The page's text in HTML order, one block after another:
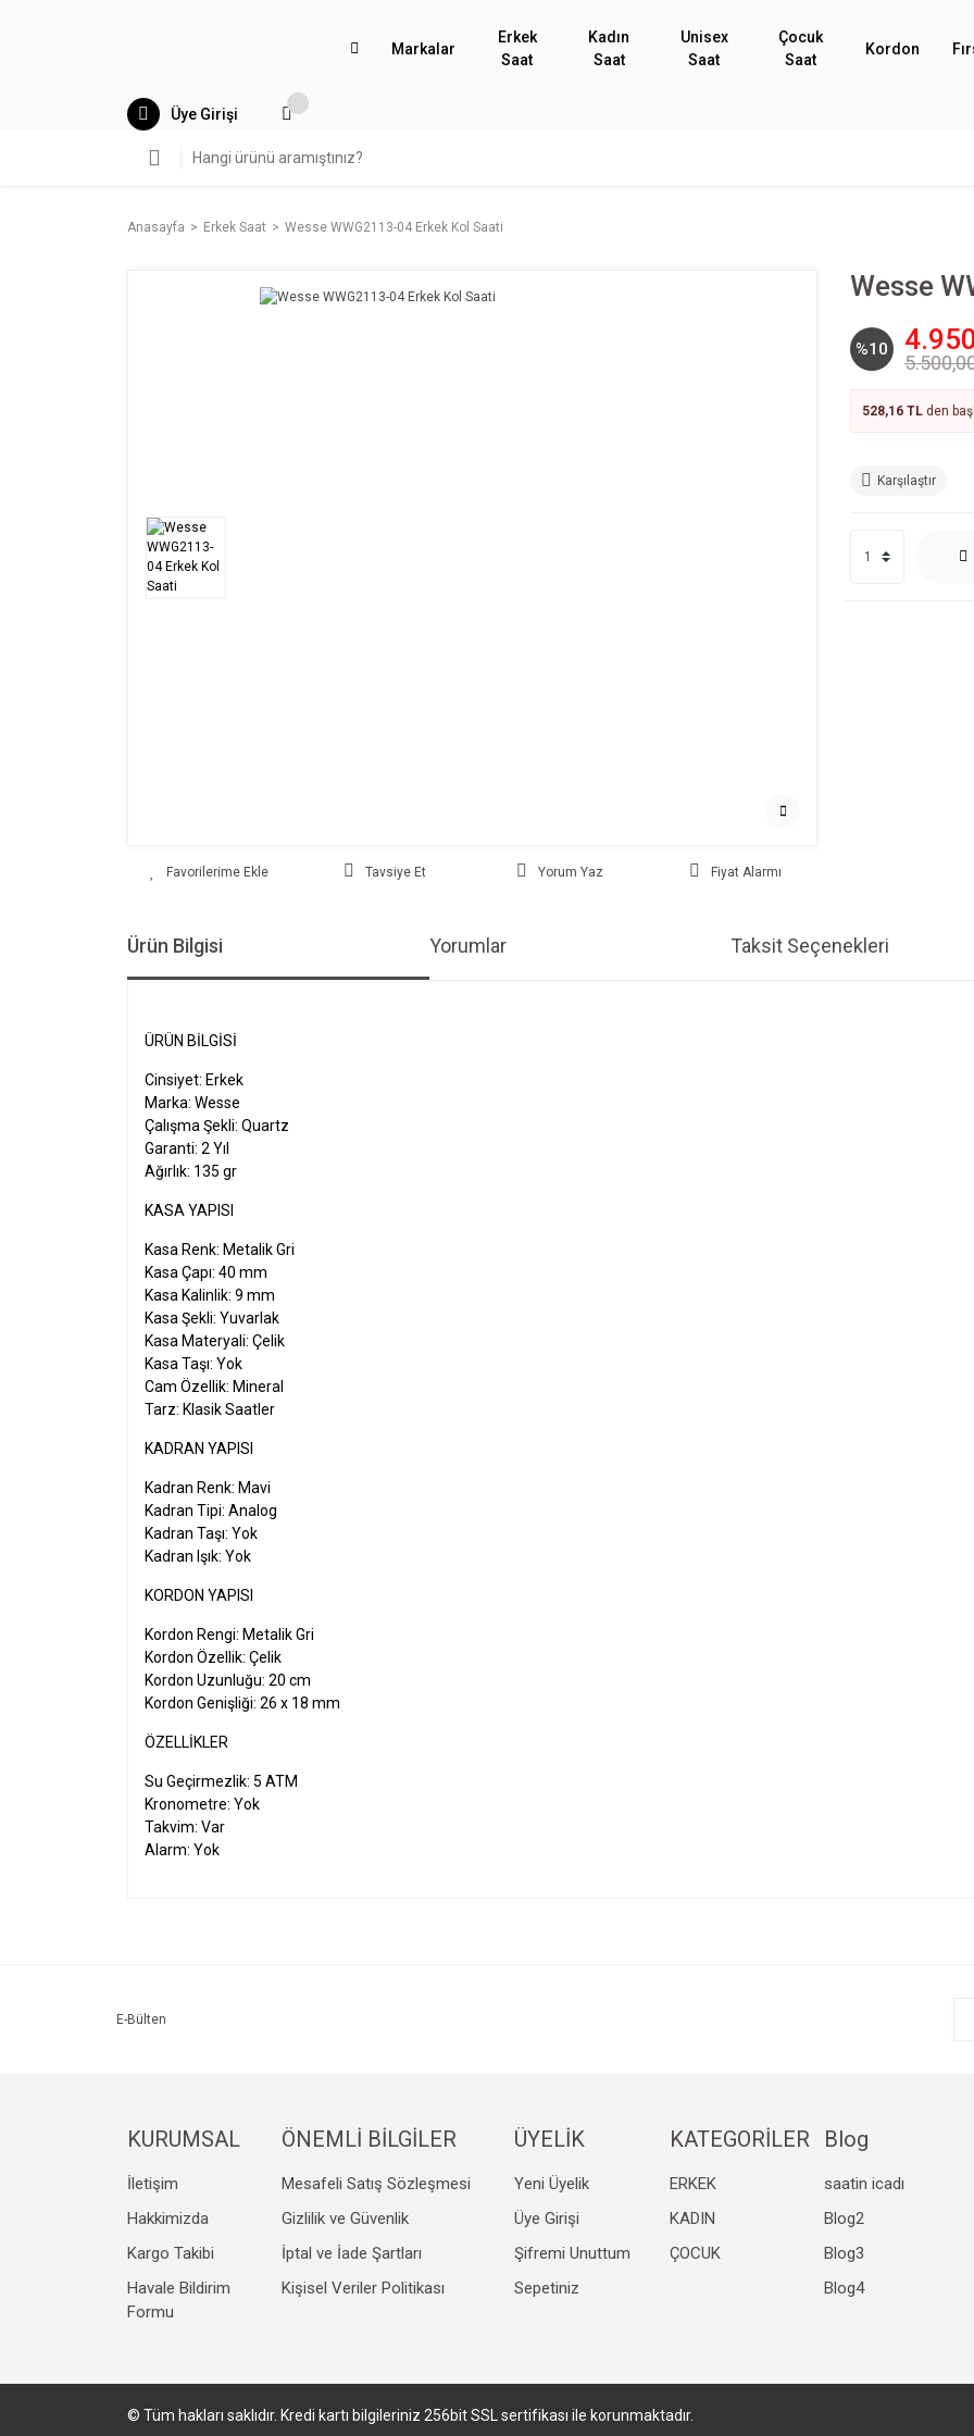
Markalar
Erkek
Saat
Kadın
Saat
Unisex
Saat
Çocuk
Saat
Kordon
Üye Girişi
Anasayfa Erkek Saat Wesse WWG2113-04 Erkek Kol Saati
Tavsiye Et Yorum Yaz Fiyat Alarmı
Wesse
%10
528,16 TL den
Karşılaştır
Ürün Bilgisi Yorumlar Taksit Seçenekleri
ÜRÜN BILGISI
Cinsiyet: Erkek
Marka: Wesse
Çalışma Şekli: Quartz
Garanti: 2 Yıl
Ağırlık: 135 gr
KASA YAPISI
Kasa Renk: Metalik Gri
Kasa Çapı: 40 mm
Kasa Kalinlik: 9 mm
Kasa Şekli: Yuvarlak
Kasa Materyali: Çelik
Kasa Taşı: Yok
Cam Özellik: Mineral
Tarz: Klasik Saatler
KADRAN YAPISI
Kadran Renk: Mavi
Kadran Tipi: Analog
Kadran Taşı: Yok
Kadran Işık: Yok
KORDON YAPISI
Kordon Rengi: Metalik Gri
Kordon Özellik: Çelik
Kordon Uzunluğu: 20 cm
Kordon Genişliği: 26 x 18 mm
ÖZELLIKLER
Su Geçirmezlik: 5 ATM
Kronometre: Yok
Takvim: Var
Alarm: Yok
Gönder
E-Bülten
KURUMSAL
İletişim
Hakkimizda
Kargo Takibi
Havale Bildirim
Formu
ÖNEMLİ BİLGİLER
Mesafeli Satış Sözleşmesi
Gizlilik ve Güvenlik
İptal ve İade Şartları
Kişisel Veriler Politikası
ÜYELİK
Yeni Üyelik
Üye Girişi
Şifremi Unuttum
Sepetiniz
KATEGORİLER
ERKEK
KADIN
ÇOCUK
Blog
saatin icadı
Blog2
Blog3
Blog4
© Tüm hakları saklıdır. Kredi kartı bilgileriniz 256bit SSL sertifikası ile korunmaktadır.